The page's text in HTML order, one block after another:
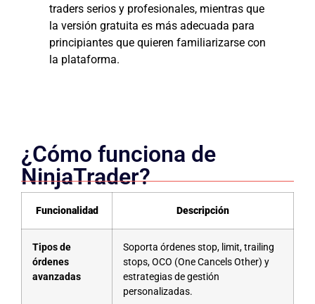
traders serios y profesionales, mientras que
la versión gratuita es más adecuada para
principiantes que quieren familiarizarse con
la plataforma.
¿Cómo funciona de
NinjaTrader?
Funcionalidad Descripción
Tipos de
órdenes
avanzadas
Soporta órdenes stop, limit, trailing
stops, OCO (One Cancels Other) y
estrategias de gestión
personalizadas.